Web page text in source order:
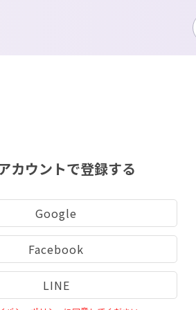
カウントで登録する
Google
Facebook
LINE